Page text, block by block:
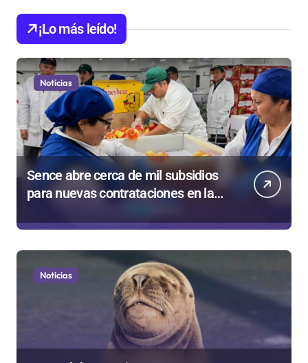
¡Lo más leído!
Noticias
Sence abre cerca de mil subsidios
para nuevas contrataciones en la
Noticias